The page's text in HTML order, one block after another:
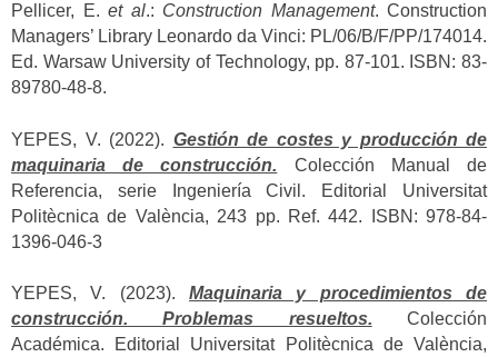
Pellicer, E. et al.: Construction Management. Construction
Managers’ Library Leonardo da Vinci: PL/06/B/F/PP/174014.
Ed. Warsaw University of Technology, pp. 87-101. ISBN: 83-
89780-48-8.
YEPES, V. (2022). Gestión de costes y producción de
maquinaria de construcción. Colección Manual de
Referencia, serie Ingeniería Civil. Editorial Universitat
Politècnica de València, 243 pp. Ref. 442. ISBN: 978-84-
1396-046-3
YEPES, V. (2023). Maquinaria y procedimientos de
construcción. Problemas resueltos. Colección
Académica. Editorial Universitat Politècnica de València,